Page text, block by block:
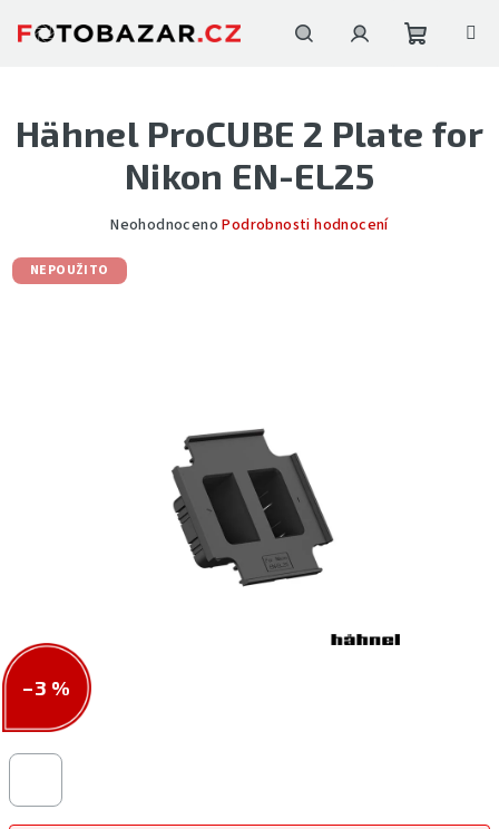
košík
Hähnel ProCUBE 2 Plate for
Nikon EN-EL25
Průměrné
produktu
je
Neohodnoceno Podrobnosti hodnocení
NEPOUŽITO
–3 %